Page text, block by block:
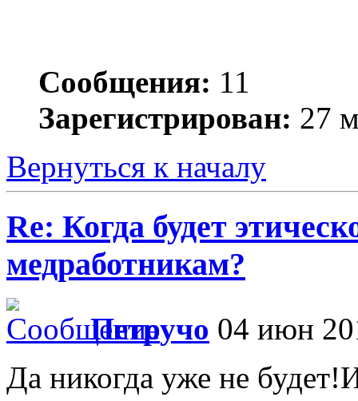
Сообщения: 11
Зарегистрирован: 27
Вернуться к началу
Re: Когда будет
медработникам?
Петручо 04 июн
Да никогда уже не